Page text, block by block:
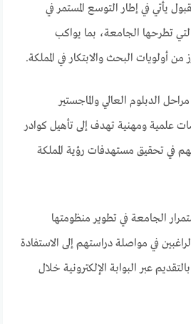
يأتي في إطار التوسع المستمر في
التي تطرحها الجامعة، بما يواكب
أولويات البحث والابتكار في المملكة.
الدبلوم العالي والماجستير
علمية ومهنية تهدف إلى تأهيل كوادر
في تحقيق مستهدفات رؤية المملكة
الجامعة في تطوير منظومتها
في مواصلة دراستهم إلى الاستفادة
عبر البوابة الإلكترونية خلال